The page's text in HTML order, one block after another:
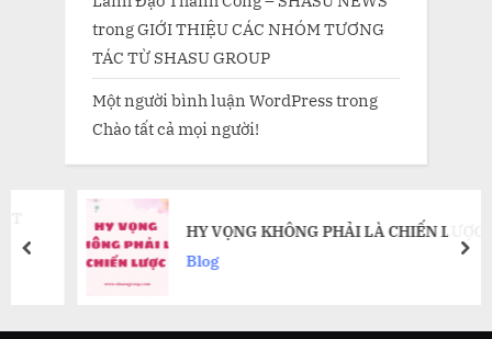
trongGIỚI THIỆU CÁC NHÓM TƯƠNG
TÁC TỪ SHASU GROUP
Một người bình luận WordPresstrong
Chào tất cả mọi người!
HY VỌNG KHÔNG PHẢI LÀ CHIẾN LƯỢC
Blog
prev